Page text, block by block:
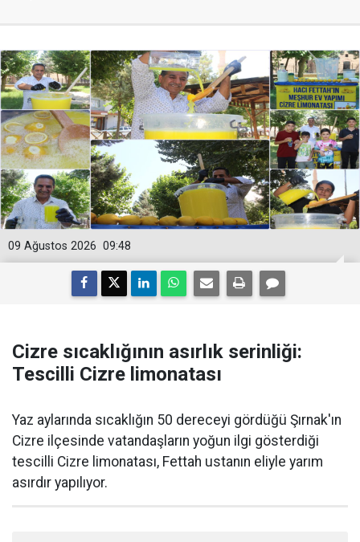
09:48
09 Ağustos 2026
Cizre sıcaklığının asırlık serinliği:
Tescilli Cizre limonatası
Yaz aylarında sıcaklığın 50 dereceyi gördüğü Şırnak'ın
Cizre ilçesinde vatandaşların yoğun ilgi gösterdiği
tescilli Cizre limonatası, Fettah ustanın eliyle yarım
asırdır yapılıyor.